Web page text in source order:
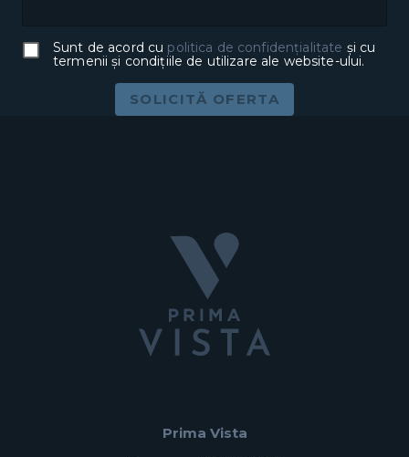
Sunt de acord cu politica de confidențialitate și cu
termenii și condițiile de utilizare ale website-ului.
SOLICITĂ OFERTA
Prima Vista